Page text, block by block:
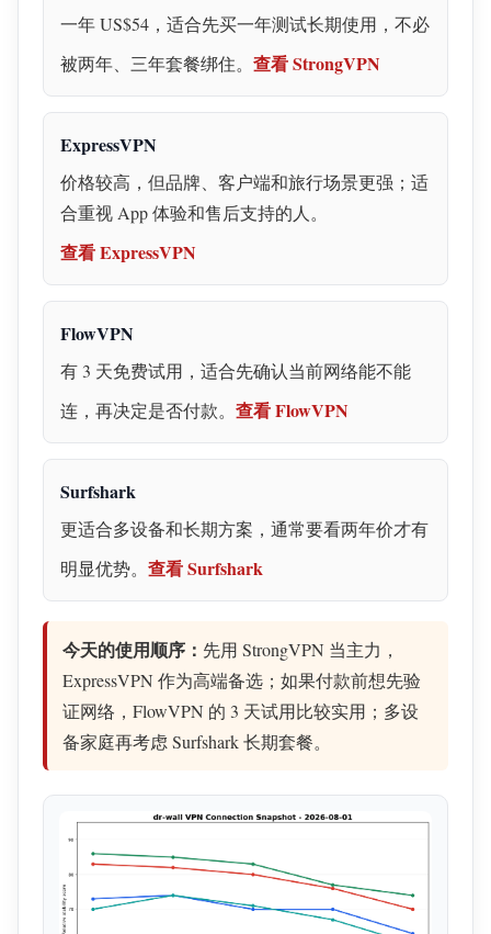
一年 US$54，适合先买一年测试长期使用，不必
被两年、三年套餐绑住。 查看 StrongVPN
ExpressVPN
价格较高，但品牌、客户端和旅行场景更强；适
合重视 App 体验和售后支持的人。
查看 ExpressVPN
FlowVPN
有 3 天免费试用，适合先确认当前网络能不能
连，再决定是否付款。 查看 FlowVPN
Surfshark
更适合多设备和长期方案，通常要看两年价才有
明显优势。 查看 Surfshark
今天的使用顺序： 先用 StrongVPN 当主力，
ExpressVPN 作为高端备选；如果付款前想先验
证网络，FlowVPN 的 3 天试用比较实用；多设
备家庭再考虑 Surfshark 长期套餐。